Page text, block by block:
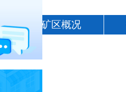
矿区概况